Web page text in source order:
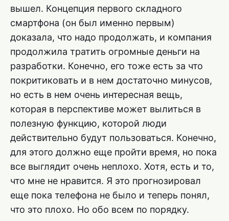
вышел. Концепция первого складного
смартфона (он был именно первым)
доказала, что надо продолжать, и компания
продолжила тратить огромные деньги на
разработки. Конечно, его тоже есть за что
покритиковать и в нем достаточно минусов,
но есть в нем очень интересная вещь,
которая в перспективе может вылиться в
полезную функцию, которой люди
действительно будут пользоваться. Конечно,
для этого должно еще пройти время, но пока
все выглядит очень неплохо. Хотя, есть и то,
что мне не нравится. Я это прогнозировал
еще пока телефона не было и теперь понял,
что это плохо. Но обо всем по порядку.